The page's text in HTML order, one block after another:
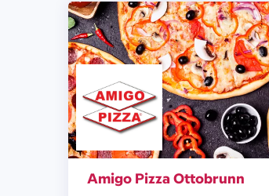
Amigo Pizza Ottobrunn